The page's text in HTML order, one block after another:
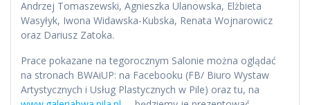
Andrzej Tomaszewski, Agnieszka Ulanowska, Elżbieta
Wasyłyk, Iwona Widawska-Kubska, Renata Wojnarowicz
oraz Dariusz Zatoka.
Prace pokazane na tegorocznym Salonie można oglądać
na stronach BWAiUP: na Facebooku (FB/ Biuro Wystaw
Artystycznych i Usług Plastycznych w Pile) oraz tu, na